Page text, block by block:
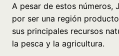
A pesar de estos números,
por ser una región
sus principales recursos
la pesca y la agricultura.